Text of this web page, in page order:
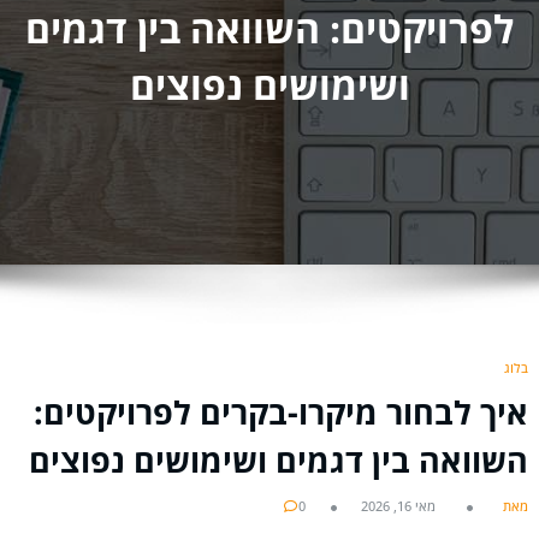
לפרויקטים: השוואה בין דגמים
ושימושים נפוצים
בלוג
איך לבחור מיקרו-בקרים לפרויקטים:
השוואה בין דגמים ושימושים נפוצים
מאת מאי 16, 2026 0